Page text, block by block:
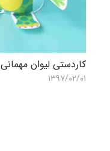
کاردستی لیوان مهمانی
۱۳۹۷/۰۲/۰۱